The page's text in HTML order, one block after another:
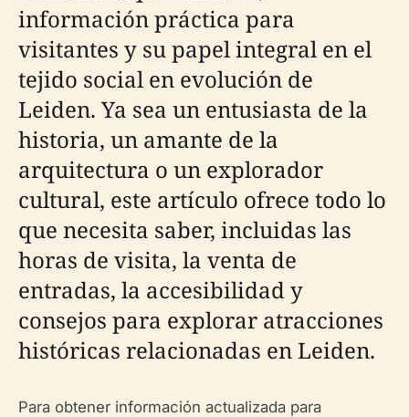
información práctica para
visitantes y su papel integral en el
tejido social en evolución de
Leiden. Ya sea un entusiasta de la
historia, un amante de la
arquitectura o un explorador
cultural, este artículo ofrece todo lo
que necesita saber, incluidas las
horas de visita, la venta de
entradas, la accesibilidad y
consejos para explorar atracciones
históricas relacionadas en Leiden.
Para obtener información actualizada para